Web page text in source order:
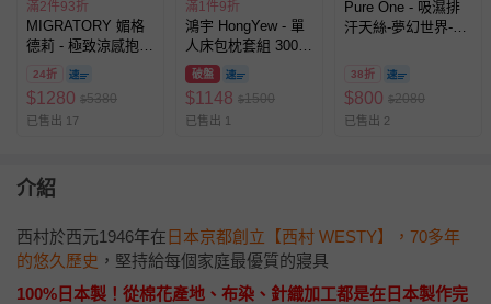
滿2件93折
MIGRATORY 媚格
德莉 - 極致涼感抱冰
枕套床包組-溫奶茶
24折
$1280 $5380
已售出 17
滿1件9折
鴻宇 HongYew - 單
人床包枕套組 300織
美國棉 精梳棉-卡德
爾
破盤
$1148 $1500
已售出 1
Pure One - 吸濕排
汗天絲-夢幻世界-單
包*1+枕套*1)
38折
$800 $2080
已售出 2
介紹
西村於西元1946年在 日本京都創立【西村 WESTY】，70多年
的悠久歷史 ，堅持給每個家庭最優質的寢具
100%日本製！從棉花產地、布染、針織加工都是在日本製作完